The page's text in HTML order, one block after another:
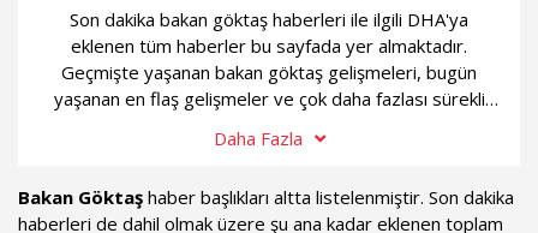
Son dakika bakan göktaş haberleri ile ilgili DHA'ya
eklenen tüm haberler bu sayfada yer almaktadır.
Geçmişte yaşanan bakan göktaş gelişmeleri, bugün
yaşanan en flaş gelişmeler ve çok daha fazlası sürekli
Daha Fazla
Bakan Göktaş haber başlıkları altta listelenmiştir. Son dakika
haberleri de dahil olmak üzere şu ana kadar eklenen toplam